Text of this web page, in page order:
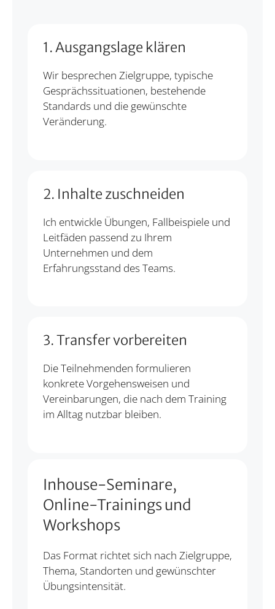
1. Ausgangslage klären
Wir besprechen Zielgruppe, typische
Gesprächssituationen, bestehende
Standards und die gewünschte
Veränderung.
2. Inhalte zuschneiden
Ich entwickle Übungen, Fallbeispiele und
Leitfäden passend zu Ihrem
Unternehmen und dem
Erfahrungsstand des Teams.
3. Transfer vorbereiten
Die Teilnehmenden formulieren
konkrete Vorgehensweisen und
Vereinbarungen, die nach dem Training
im Alltag nutzbar bleiben.
Inhouse-Seminare,
Online-Trainings und
Workshops
Das Format richtet sich nach Zielgruppe,
Thema, Standorten und gewünschter
Übungsintensität.